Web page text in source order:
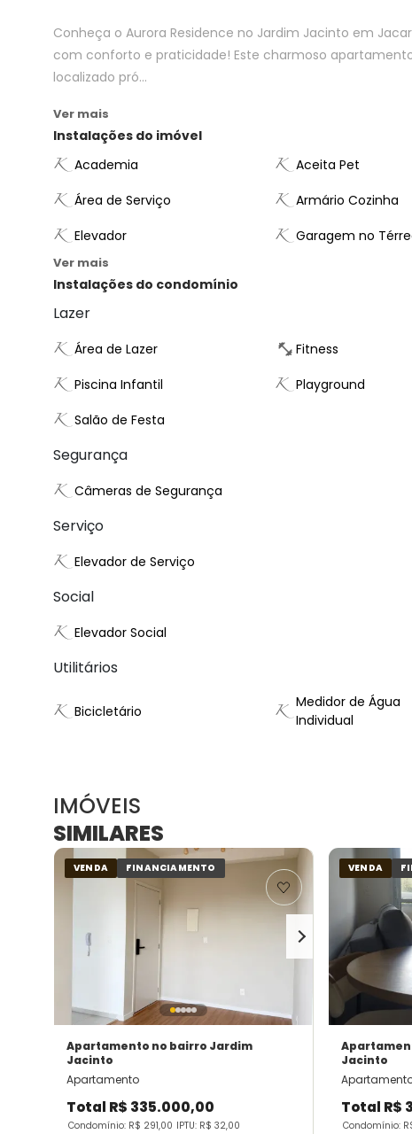
Conheça o Aurora Residence no Jardim Jacinto em
com conforto e praticidade! Este charmoso
localizado pró...
Ver mais
Instalações do imóvel
Academia
Aceita Pet
Área de Serviço
Armário Cozinha
Elevador
Garagem no
Ver mais
Instalações do condomínio
Lazer
Área de Lazer Fitness
Piscina Infantil
Playground
Salão de Festa
Segurança
Câmeras de Segurança
Serviço
Elevador de Serviço
Social
Elevador Social
Utilitários
Bicicletário
Medidor de Água
Individual
IMÓVEIS
SIMILARES
VENDA FINANCIAMENTO
Apartamento no bairro Jardim
Jacinto
Apartamento
Total R$ 335.000,00
Condomínio: R$ 291,00 IPTU: R$ 32,00
VENDA
Jacinto
Total R$
Condomínio: